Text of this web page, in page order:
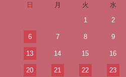
日 月 火 水
1
2
6 7 8 9
13 14 15 16
20 21 22 23